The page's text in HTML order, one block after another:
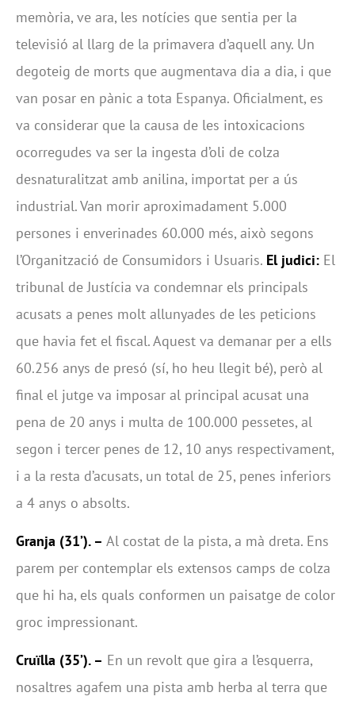
memòria, ve ara, les notícies que sentia per la
televisió al llarg de la primavera d’aquell any. Un
degoteig de morts que augmentava dia a dia, i que
van posar en pànic a tota Espanya. Oficialment, es
va considerar que la causa de les intoxicacions
ocorregudes va ser la ingesta d’oli de colza
desnaturalitzat amb anilina, importat per a ús
industrial. Van morir aproximadament 5.000
persones i enverinades 60.000 més, això segons
l’Organització de Consumidors i Usuaris. El judici: El
tribunal de Justícia va condemnar els principals
acusats a penes molt allunyades de les peticions
que havia fet el fiscal. Aquest va demanar per a ells
60.256 anys de presó (sí, ho heu llegit bé), però al
final el jutge va imposar al principal acusat una
pena de 20 anys i multa de 100.000 pessetes, al
segon i tercer penes de 12, 10 anys respectivament,
i a la resta d’acusats, un total de 25, penes inferiors
a 4 anys o absolts.
Granja (31’). – Al costat de la pista, a mà dreta. Ens
parem per contemplar els extensos camps de colza
que hi ha, els quals conformen un paisatge de color
groc impressionant.
Cruïlla (35’). – En un revolt que gira a l’esquerra,
nosaltres agafem una pista amb herba al terra que